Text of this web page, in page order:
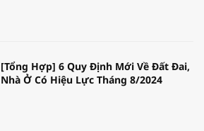
[Tổng Hợp] 6 Quy Định Mới Về Đất Đai,
Nhà Ở Có Hiệu Lực Tháng 8/2024